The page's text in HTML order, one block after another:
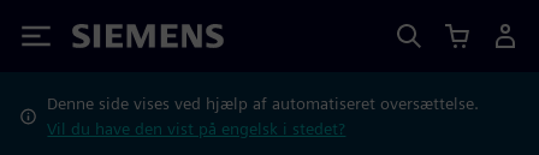
Siemens
Denne side vises ved hjælp af automatiseret oversættelse.
Vil du have den vist på engelsk i stedet?